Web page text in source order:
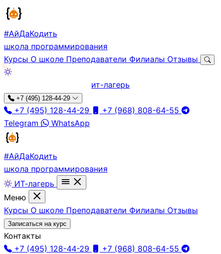
#АйДаКодить
школа программирования
Курсы О школе Преподаватели Филиалы Отзывы
ит-лагерь
+7 (495) 128-44-29
+7 (495) 128-44-29
+7 (968) 808-64-55
Telegram
WhatsApp
#АйДаКодить
школа программирования
ИТ-лагерь
Меню
Курсы О школе Преподаватели Филиалы Отзывы
Записаться на курс
Контакты
+7 (495) 128-44-29
+7 (968) 808-64-55